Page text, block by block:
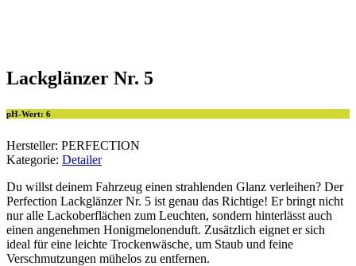
Lackglänzer Nr. 5
pH-Wert: 6
Hersteller: PERFECTION
Kategorie: Detailer
Du willst deinem Fahrzeug einen strahlenden Glanz verleihen? Der
Perfection Lackglänzer Nr. 5 ist genau das Richtige! Er bringt nicht
nur alle Lackoberflächen zum Leuchten, sondern hinterlässt auch
einen angenehmen Honigmelonenduft. Zusätzlich eignet er sich
ideal für eine leichte Trockenwäsche, um Staub und feine
Verschmutzungen mühelos zu entfernen.